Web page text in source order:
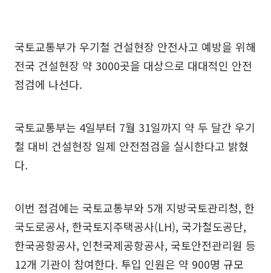
국토교통부가 우기철 건설현장 안전사고 예방을 위해
전국 건설현장 약 3000곳을 대상으로 대대적인 안전
점검에 나선다.
국토교통부는 4일부터 7월 31일까지 약 두 달간 우기
철 대비 건설현장 일제 안전점검을 실시한다고 밝혔
다.
이번 점검에는 국토교통부와 5개 지방국토관리청, 한
국도로공사, 한국토지주택공사(LH), 국가철도공단,
한국공항공사, 인천국제공항공사, 국토안전관리원 등
12개 기관이 참여한다. 투입 인원은 약 900명 규모